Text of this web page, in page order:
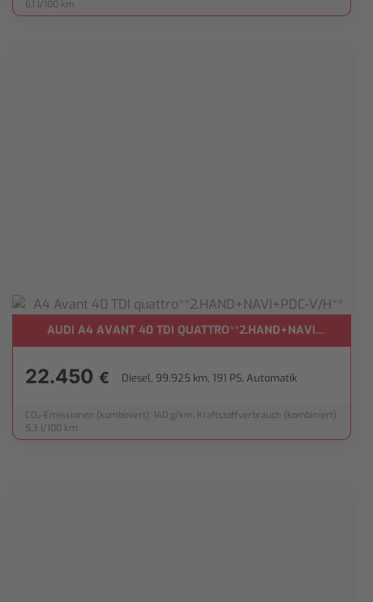
6,1 l/100 km
AUDI A4 AVANT 40 TDI QUATTRO**2.HAND+NAVI+PDC-V/H**
22.450 € Diesel, 99.925 km, 191 PS, Automatik
CO₂-Emissionen (kombiniert): 140 g/km, Kraftstoffverbrauch (kombiniert):
5,3 l/100 km